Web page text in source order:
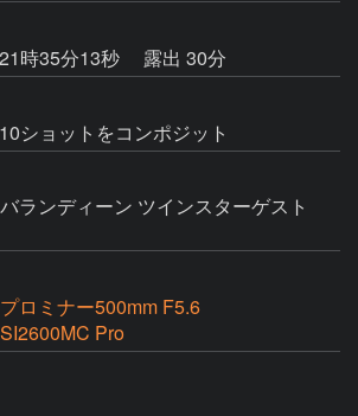
時35分13秒
露出 30分
ショットをコンポジット
ランディーン ツインスターゲスト
プロミナー500mm F5.6
Pro